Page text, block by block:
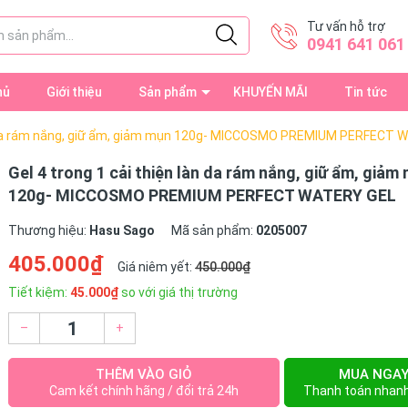
Tư vấn hỗ trợ
0941 641 061
Giới thiệu Sản phẩm KHUYẾN MÃI Tin tức
nắng, giữ ẩm, giảm mụn 120g- MICCOSMO PREMIUM PERFECT
Gel 4 trong 1 cải thiện làn da rám nắng, giữ ẩm, giảm
120g- MICCOSMO PREMIUM PERFECT WATERY GEL
Thương hiệu: Hasu Sago Mã sản phẩm: 0205007
405.000₫ Giá niêm yết: 450.000₫
Tiết kiệm: 45.000₫so với giá thị trường
– +
THÊM VÀO GIỎ
Cam kết chính hãng / đổi trả 24h
MUA
Thanh toán